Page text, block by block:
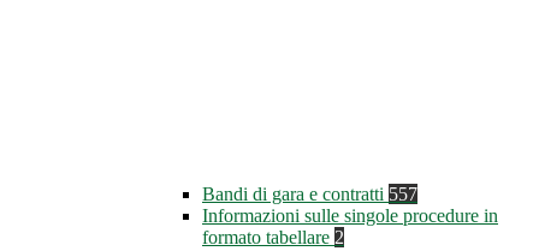
Bandi di gara e contratti 557
Informazioni sulle singole procedure in
formato tabellare 2